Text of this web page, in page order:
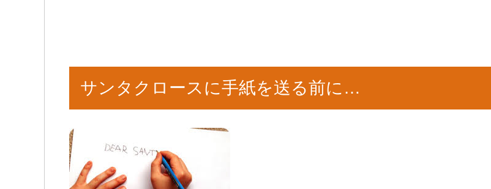
サンタクロースに手紙を送る前に…